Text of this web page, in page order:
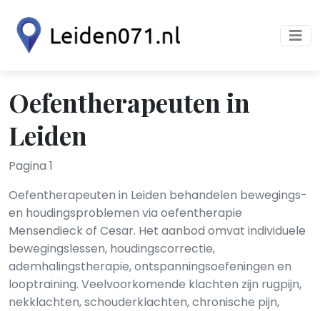
Oefentherapeuten in
Leiden
Pagina 1
Oefentherapeuten in Leiden behandelen bewegings-
en houdingsproblemen via oefentherapie
Mensendieck of Cesar. Het aanbod omvat individuele
bewegingslessen, houdingscorrectie,
ademhalingstherapie, ontspanningsoefeningen en
looptraining. Veelvoorkomende klachten zijn rugpijn,
nekklachten, schouderklachten, chronische pijn,